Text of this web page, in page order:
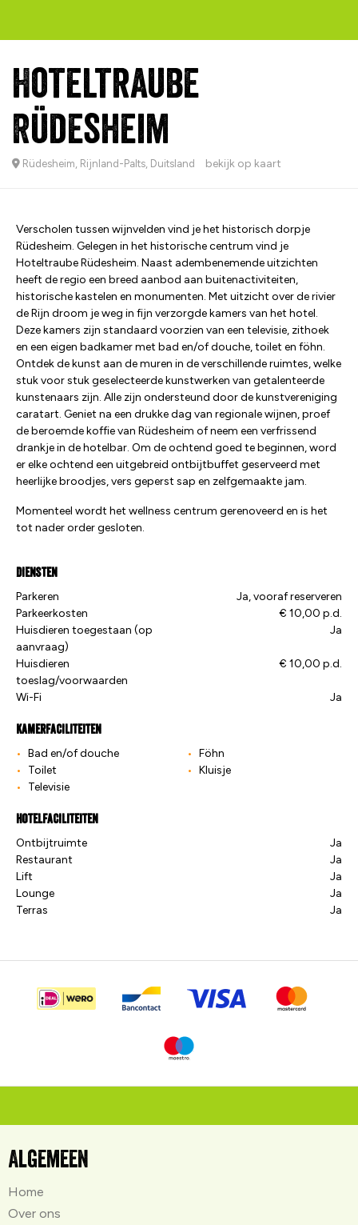
Hoteltraube
Rüdesheim
Rüdesheim, Rijnland-Palts, Duitsland bekijk op kaart
Verscholen tussen wijnvelden vind je het historisch dorpje
Rüdesheim. Gelegen in het historische centrum vind je
Hoteltraube Rüdesheim. Naast adembenemende uitzichten
heeft de regio een breed aanbod aan buitenactiviteiten,
historische kastelen en monumenten. Met uitzicht over de rivier
de Rijn droom je weg in fijn verzorgde kamers van het hotel.
Deze kamers zijn standaard voorzien van een televisie, zithoek
en een eigen badkamer met bad en/of douche, toilet en föhn.
Ontdek de kunst aan de muren in de verschillende ruimtes, welke
stuk voor stuk geselecteerde kunstwerken van getalenteerde
kunstenaars zijn. Alle zijn ondersteund door de kunstvereniging
caratart. Geniet na een drukke dag van regionale wijnen, proef
de beroemde koffie van Rüdesheim of neem een ​​verfrissend
drankje in de hotelbar. Om de ochtend goed te beginnen, word
er elke ochtend een uitgebreid ontbijtbuffet geserveerd met
heerlijke broodjes, vers geperst sap en zelfgemaakte jam.
Momenteel wordt het wellness centrum gerenoveerd en is het
tot nader order gesloten.
Diensten
Parkeren
Ja, vooraf reserveren
Parkeerkosten
€ 10,00 p.d.
Huisdieren toegestaan (op
aanvraag)
Ja
Huisdieren
toeslag/voorwaarden
€ 10,00 p.d.
Wi-Fi Ja
Kamerfaciliteiten
Bad en/of douche
Föhn
Toilet
Kluisje
Televisie
Hotelfaciliteiten
Ontbijtruimte
Ja
Restaurant
Ja
Lift
Ja
Lounge
Ja
Terras
Ja
Algemeen
Home
Over ons